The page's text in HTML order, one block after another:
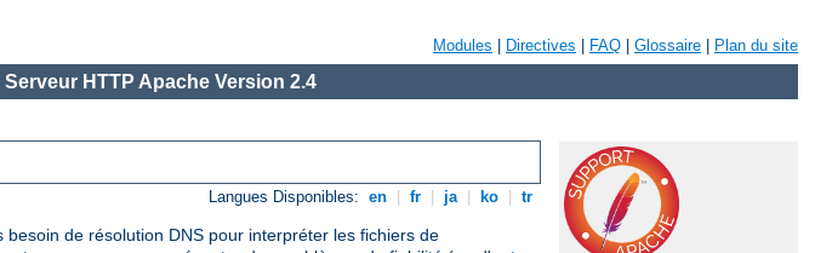
Modules Directives FAQ Glossaire Plan du site
Serveur HTTP Apache Version 2.4
Langues Disponibles: en fr ja ko tr
de résolution DNS pour interpréter les fichiers de